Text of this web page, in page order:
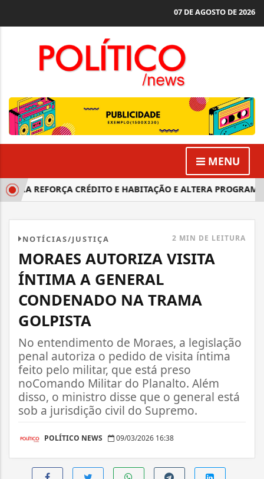
07 DE AGOSTO DE 2026
MENU
REFORÇA CRÉDITO E HABITAÇÃO E ALTERA PROGRAMAS
NOTÍCIAS/JUSTIÇA 2 MIN DE LEITURA
MORAES AUTORIZA VISITA
ÍNTIMA A GENERAL
CONDENADO NA TRAMA
GOLPISTA
No entendimento de Moraes, a legislação
penal autoriza o pedido de visita íntima
feito pelo militar, que está preso
noComando Militar do Planalto. Além
disso, o ministro disse que o general está
sob a jurisdição civil do Supremo.
POLÍTICO NEWS 09/03/2026 16:38